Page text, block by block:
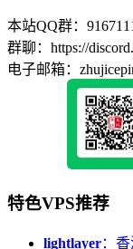
本站QQ群：
群聊：https://
电子邮箱：
特色VPS推荐
lightlayer：